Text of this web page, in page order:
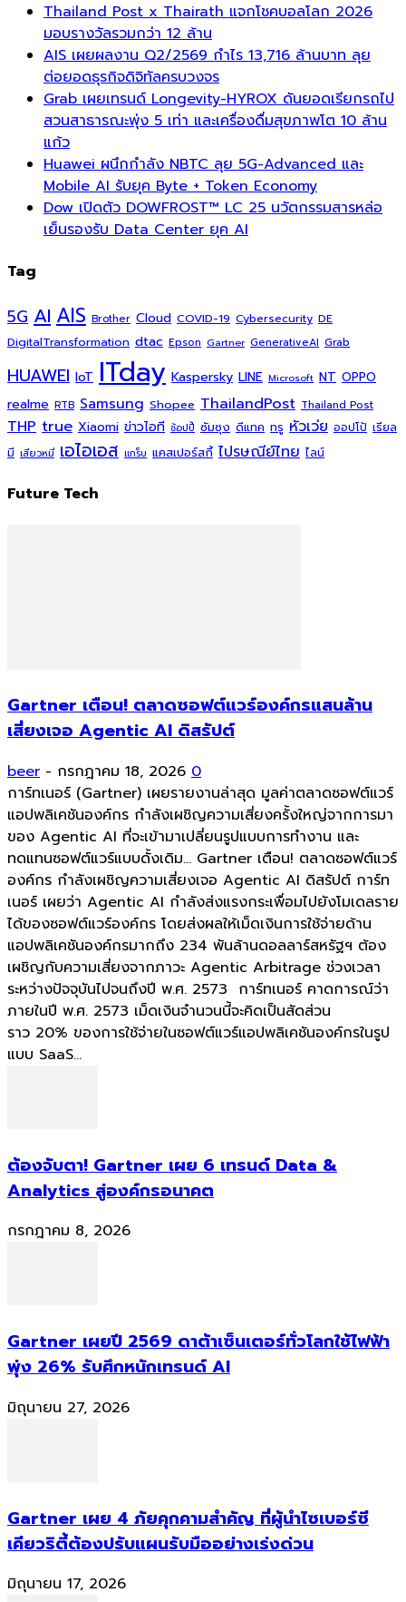
Thailand Post x Thairath แจกโชคบอลโลก 2026
มอบรางวัลรวมกว่า 12 ล้าน
AIS เผยผลงาน Q2/2569 กำไร 13,716 ล้านบาท ลุย
ต่อยอดธุรกิจดิจิทัลครบวงจร
Grab เผยเทรนด์ Longevity-HYROX ดันยอดเรียกรถไป
สวนสาธารณะพุ่ง 5 เท่า และเครื่องดื่มสุขภาพโต 10 ล้าน
แก้ว
Huawei ผนึกกำลัง NBTC ลุย 5G-Advanced และ
Mobile AI รับยุค Byte + Token Economy
Dow เปิดตัว DOWFROST™ LC 25 นวัตกรรมสารหล่อ
เย็นรองรับ Data Center ยุค AI
Tag
5G AI AIS Brother Cloud COVID-19 Cybersecurity DE
DigitalTransformation dtac Epson Gartner GenerativeAI Grab
HUAWEI IoT ITday Kaspersky LINE Microsoft NT OPPO
realme RTB Samsung Shopee ThailandPost Thailand Post
THP true Xiaomi ข่าวไอที ช้อปปี้ ซัมซุง ดีแทค ทรู หัวเว่ย ออปโป้ เรียล
มี เสียวหมี่ เอไอเอส แกร็บ แคสเปอร์สกี้ ไปรษณีย์ไทย ไลน์
Future Tech
Gartner เตือน! ตลาดซอฟต์แวร์องค์กรแสนล้าน
เสี่ยงเจอ Agentic AI ดิสรัปต์
beer - กรกฎาคม 18, 2026 0
การ์ทเนอร์ (Gartner) เผยรายงานล่าสุด มูลค่าตลาดซอฟต์แวร์
แอปพลิเคชันองค์กร กำลังเผชิญความเสี่ยงครั้งใหญ่จากการมา
ของ Agentic AI ที่จะเข้ามาเปลี่ยนรูปแบบการทำงาน และ
ทดแทนซอฟต์แวร์แบบดั้งเดิม... Gartner เตือน! ตลาดซอฟต์แวร์
องค์กร กำลังเผชิญความเสี่ยงเจอ Agentic AI ดิสรัปต์ การ์ท
เนอร์ เผยว่า Agentic AI กำลังส่งแรงกระเพื่อมไปยังโมเดลราย
ได้ของซอฟต์แวร์องค์กร โดยส่งผลให้เม็ดเงินการใช้จ่ายด้าน
แอปพลิเคชันองค์กรมากถึง 234 พันล้านดอลลาร์สหรัฐฯ ต้อง
เผชิญกับความเสี่ยงจากภาวะ Agentic Arbitrage ช่วงเวลา
ระหว่างปัจจุบันไปจนถึงปี พ.ศ. 2573 การ์ทเนอร์ คาดการณ์ว่า
ภายในปี พ.ศ. 2573 เม็ดเงินจำนวนนี้จะคิดเป็นสัดส่วน
ราว 20% ของการใช้จ่ายในซอฟต์แวร์แอปพลิเคชันองค์กรในรูป
แบบ SaaS...
ต้องจับตา! Gartner เผย 6 เทรนด์ Data &
Analytics สู่องค์กรอนาคต
กรกฎาคม 8, 2026
Gartner เผยปี 2569 ดาต้าเซ็นเตอร์ทั่วโลกใช้ไฟฟ้า
พุ่ง 26% รับศึกหนักเทรนด์ AI
มิถุนายน 27, 2026
Gartner เผย 4 ภัยคุกคามสำคัญ ที่ผู้นำไซเบอร์ซี
เคียวริตี้ต้องปรับแผนรับมืออย่างเร่งด่วน
มิถุนายน 17, 2026